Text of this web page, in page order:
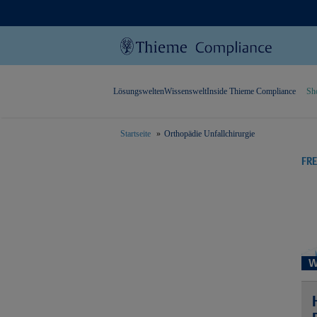
LösungsweltenWissensweltInside Thieme Compliance
Startseite Orthopädie Unfallchirurgie